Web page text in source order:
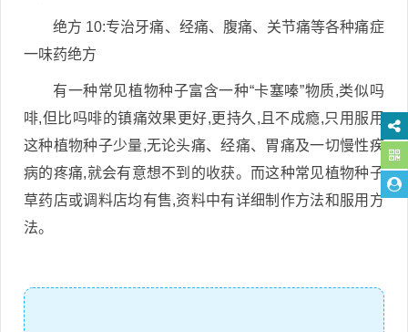
绝方 10:专治牙痛、经痛、腹痛、关节痛等各种痛症
一味药绝方
有一种常见植物种子富含一种“卡塞嗪”物质,类似吗
啡,但比吗啡的镇痛效果更好,更持久,且不成瘾,只用服用
这种植物种子少量,无论头痛、经痛、胃痛及一切慢性疾
病的疼痛,就会有意想不到的收获。而这种常见植物种子
草药店或调料店均有售,资料中有详细制作方法和服用方
法。